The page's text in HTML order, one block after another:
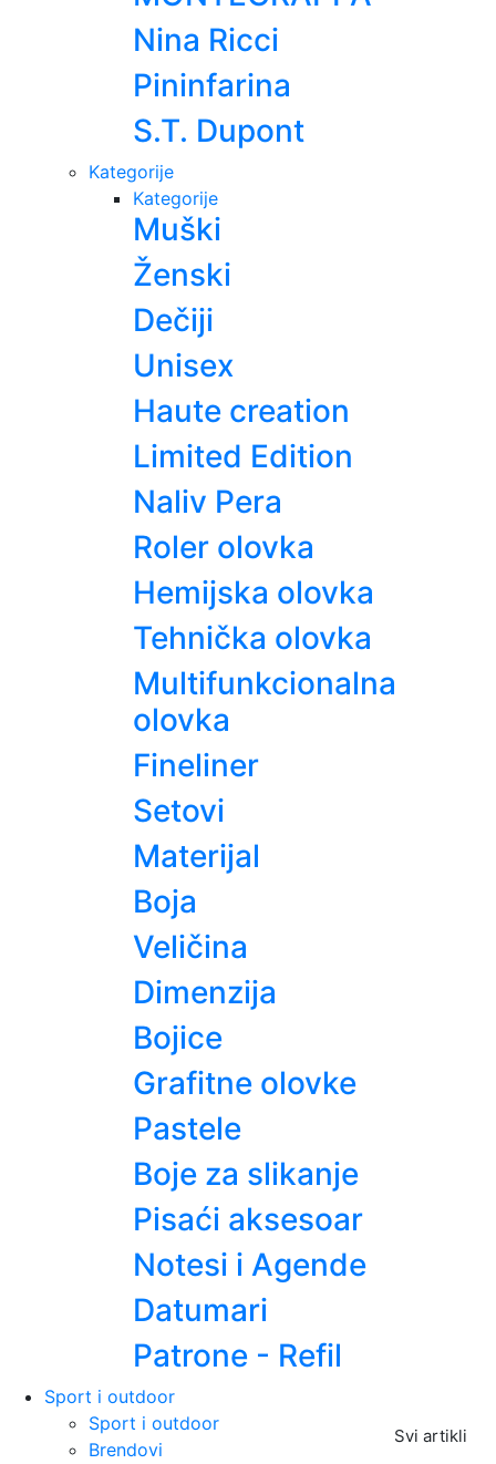
Nina Ricci
Pininfarina
S.T. Dupont
Kategorije
Kategorije
Muški
Ženski
Dečiji
Unisex
Haute creation
Limited Edition
Naliv Pera
Roler olovka
Hemijska olovka
Tehnička olovka
Multifunkcionalna
olovka
Fineliner
Setovi
Materijal
Boja
Veličina
Dimenzija
Bojice
Grafitne olovke
Pastele
Boje za slikanje
Pisaći aksesoar
Notesi i Agende
Datumari
Patrone - Refil
Sport i outdoor
Svi artikli
Sport i outdoor
Brendovi